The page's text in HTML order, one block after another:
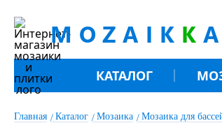
MOZAIK K A
КАТАЛОГ
Главная Каталог Мозаика Мозаика для